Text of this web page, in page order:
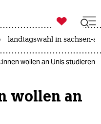

taz zahl ich
landtagswahl in sachsen-
wollen an Unis studieren
wollen an